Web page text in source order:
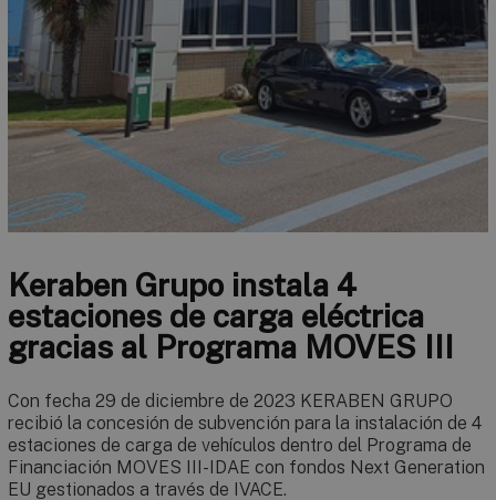
Keraben Grupo instala 4
estaciones de carga eléctrica
gracias al Programa MOVES III
Con fecha 29 de diciembre de 2023 KERABEN GRUPO
recibió la concesión de subvención para la instalación de 4
estaciones de carga de vehículos dentro del Programa de
Financiación MOVES III-IDAE con fondos Next Generation
EU gestionados a través de IVACE.